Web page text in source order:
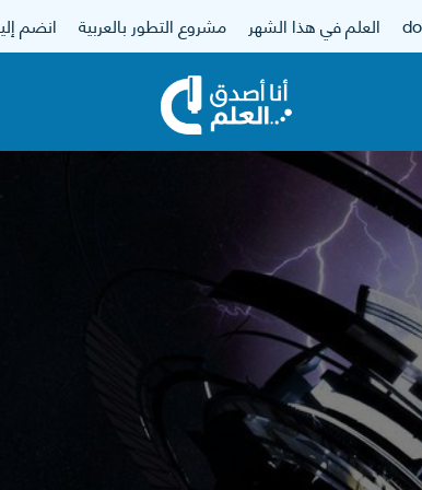
العلم في هذا الشهر مشروع التطور بالعربية انضم